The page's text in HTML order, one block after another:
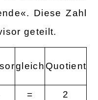
Diese Zahl
geteilt.
gleich Quotient
= 2